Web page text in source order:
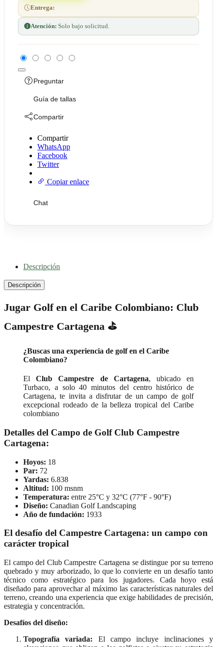
Entrega:
Atención: Solo bajo solicitud.
Preguntar
Guía de tallas
Compartir
Compartir
WhatsApp
Facebook
Twitter
Copiar enlace
Chat
Descripción
Descripción
Jugar Golf en el Caribe Colombiano: Club
Campestre Cartagena ⛳
¿Buscas una experiencia de golf en el Caribe
Colombiano?
ElClub Campestre de Cartagena, ubicado en
Turbaco, a solo 40 minutos del centro histórico de
Cartagena, te invita a disfrutar de un campo de golf
excepcional rodeado de la belleza tropical del Caribe
colombiano
Detalles del Campo de Golf Club Campestre
Cartagena:
Hoyos: 18
Par: 72
Yardas: 6.838
Altitud: 100 msnm
Temperatura: entre 25°C y 32°C (77°F - 90°F)
Diseño: Canadian Golf Landscaping
Año de fundación: 1933
El desafío del Campestre Cartagena: un campo con
carácter tropical
El campo del Club Campestre Cartagena se distingue por su terreno
quebrado y muy arborizado, lo que lo convierte en un desafío tanto
técnico como estratégico para los jugadores. Cada hoyo está
diseñado para aprovechar al máximo las características naturales del
terreno, creando una experiencia que exige habilidades de precisión,
estrategia y concentración.
Desafíos del diseño:
Topografía variada: El campo incluye inclinaciones y